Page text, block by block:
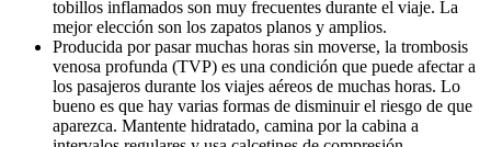
tobillos inflamados son muy frecuentes durante el viaje. La
mejor elección son los zapatos planos y amplios.
Producida por pasar muchas horas sin moverse, la trombosis
venosa profunda (TVP) es una condición que puede afectar a
los pasajeros durante los viajes aéreos de muchas horas. Lo
bueno es que hay varias formas de disminuir el riesgo de que
aparezca. Mantente hidratado, camina por la cabina a